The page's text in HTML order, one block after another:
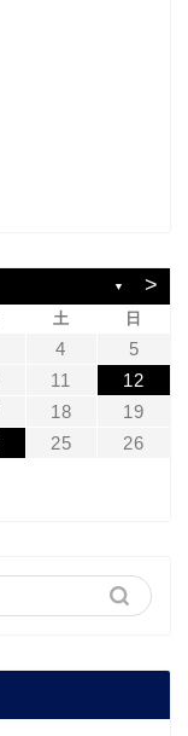
▼ >
土 日
4
5
11
12
18
19
25
26